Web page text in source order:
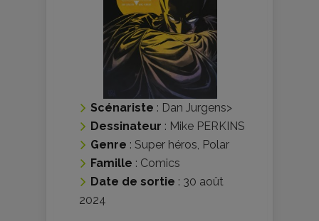
Scénariste : Dan Jurgens>
Dessinateur : Mike PERKINS
Genre : Super héros Polar
Famille : Comics
Date de sortie : 30 août
2024